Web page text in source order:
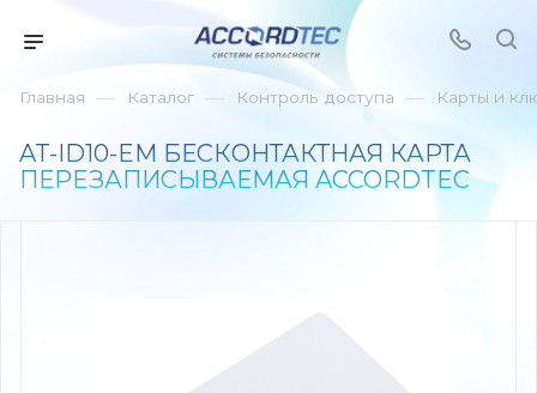
Главная — Каталог — Контроль доступа — Карты и
AT-ID10-EM БЕСКОНТАКТНАЯ КАРТА
ПЕРЕЗАПИСЫВАЕМАЯ ACCORDTEC